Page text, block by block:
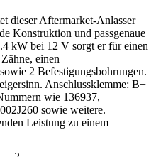
dieser Aftermarket-Anlasser
Konstruktion und passgenaue
kW bei 12 V sorgt er für einen
einen
2 Befestigungsbohrungen.
Anschlussklemme: B+
wie 136937,
sowie weitere.
Leistung zu einem